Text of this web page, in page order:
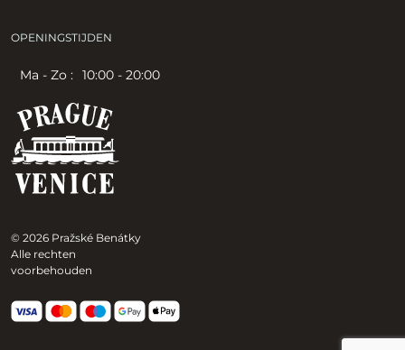
© 2026 Pražské Benátky
Alle rechten
voorbehouden
OPENINGSTIJDEN
Ma - Zo : 10:00 - 20:00